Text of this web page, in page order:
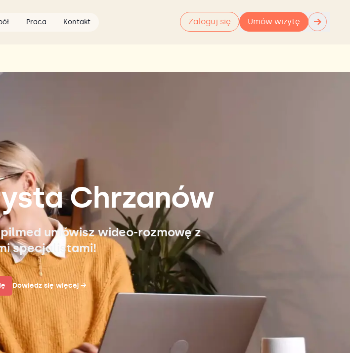
Praca Kontakt Zaloguj się Umów wizytę →
Chrzanów
umówisz wideo-rozmowę z
specjalistami!
Dowiedz się więcej →